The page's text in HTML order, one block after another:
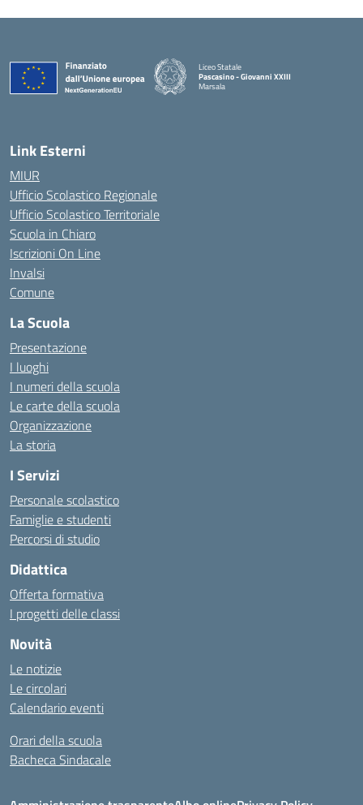
Liceo Statale
Pascasino - Giovanni XXIII
Marsala
Link Esterni
MIUR
Ufficio Scolastico Regionale
Ufficio Scolastico Territoriale
Scuola in Chiaro
Iscrizioni On Line
Invalsi
Comune
La Scuola
Presentazione
I luoghi
I numeri della scuola
Le carte della scuola
Organizzazione
La storia
I Servizi
Personale scolastico
Famiglie e studenti
Percorsi di studio
Didattica
Offerta formativa
I progetti delle classi
Novità
Le notizie
Le circolari
Calendario eventi
Orari della scuola
Bacheca Sindacale